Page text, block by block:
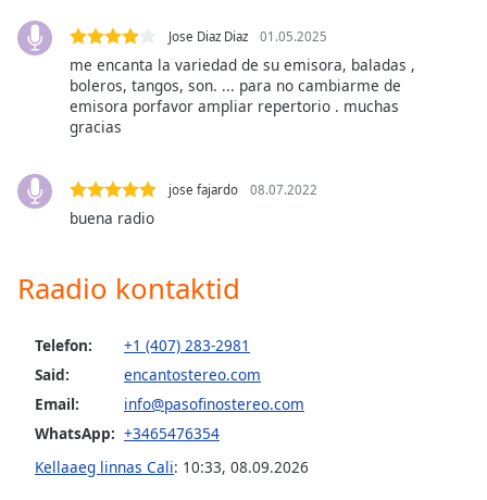
descriptions
selected
subtitles
settings
settings
dialog
off,
selected
Track
Picture-
Jose Diaz Diaz 01.05.2025
me encanta la variedad de su emisora, baladas ,
boleros, tangos, son. ... para no cambiarme de
emisora porfavor ampliar repertorio . muchas
gracias
jose fajardo 08.07.2022
buena radio
Raadio kontaktid
Telefon:
+1 (407) 283-2981
Said:
encantostereo.com
Email:
info@pasofinostereo.com
WhatsApp: +3465476354
Kellaaeg linnas Cali: 10:33, 08.09.2026